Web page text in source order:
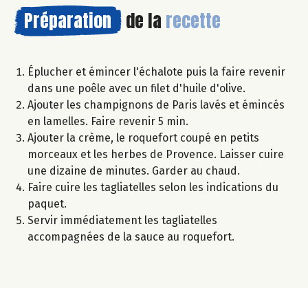
Préparation de la recette
Éplucher et émincer l'échalote puis la faire revenir
dans une poêle avec un filet d'huile d'olive.
Ajouter les champignons de Paris lavés et émincés
en lamelles. Faire revenir 5 min.
Ajouter la crème, le roquefort coupé en petits
morceaux et les herbes de Provence. Laisser cuire
une dizaine de minutes. Garder au chaud.
Faire cuire les tagliatelles selon les indications du
paquet.
Servir immédiatement les tagliatelles
accompagnées de la sauce au roquefort.